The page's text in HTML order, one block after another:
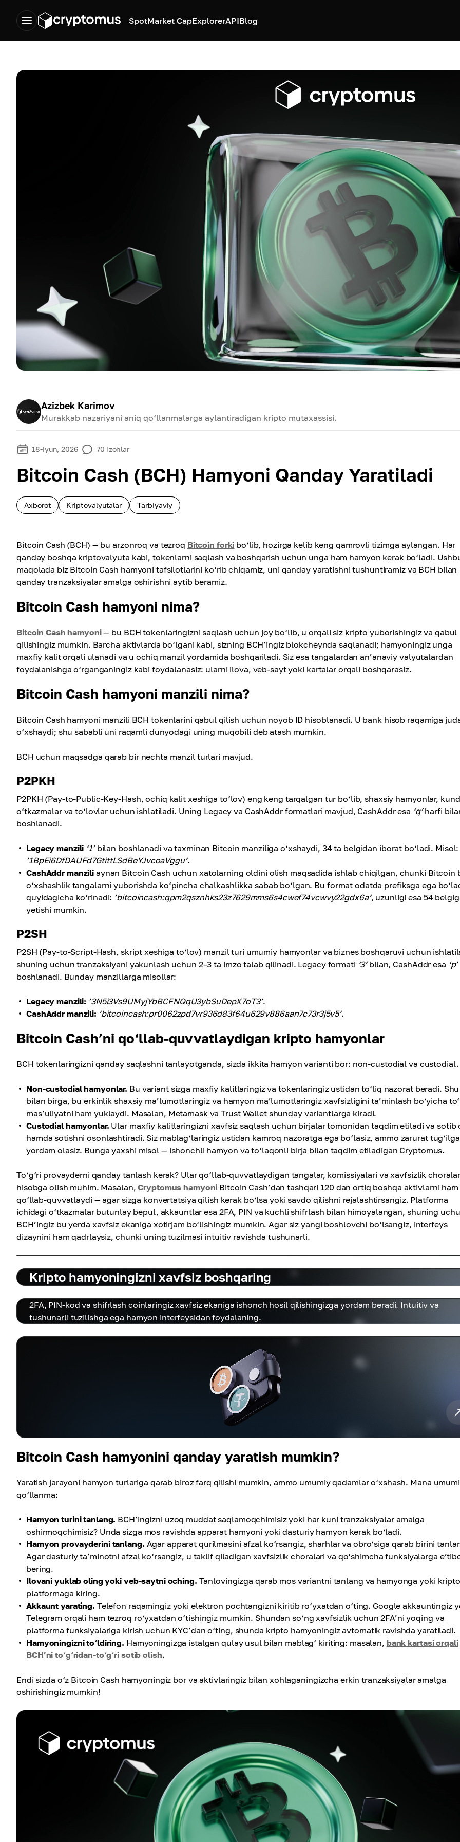
SpotMarket CapExplorerAPIBlog
Azizbek Karimov
Murakkab nazariyani aniq qo‘llanmalarga aylantiradigan kripto mutaxassisi.
18-iyun, 2026 70 Izohlar
Bitcoin Cash (BCH) Hamyoni Qanday Yaratiladi
Axborot Kriptovalyutalar Tarbiyaviy
Bitcoin Cash (BCH) — bu arzonroq va tezroq Bitcoin forki bo‘lib, hozirga kelib keng qamrovli tizimga aylangan. Har
qanday boshqa kriptovalyuta kabi, tokenlarni saqlash va boshqarish uchun unga ham hamyon kerak bo‘ladi.
maqolada biz Bitcoin Cash hamyoni tafsilotlarini ko‘rib chiqamiz, uni qanday yaratishni tushuntiramiz va BCH bilan
qanday tranzaksiyalar amalga oshirishni aytib beramiz.
Bitcoin Cash hamyoni nima?
Bitcoin Cash hamyoni— bu BCH tokenlaringizni saqlash uchun joy bo‘lib, u orqali siz kripto yuborishingiz va qabul
qilishingiz mumkin. Barcha aktivlarda bo‘lgani kabi, sizning BCH’ingiz blokcheynda saqlanadi; hamyoningiz unga
maxfiy kalit orqali ulanadi va u ochiq manzil yordamida boshqariladi. Siz esa tangalardan an’anaviy valyutalardan
foydalanishga o‘rganganingiz kabi foydalanasiz: ularni ilova, veb-sayt yoki kartalar orqali boshqarasiz.
Bitcoin Cash hamyoni manzili nima?
Bitcoin Cash hamyoni manzili BCH tokenlarini qabul qilish uchun noyob ID hisoblanadi. U bank hisob raqamiga
o‘xshaydi; shu sababli uni raqamli dunyodagi uning muqobili deb atash mumkin.
BCH uchun maqsadga qarab bir nechta manzil turlari mavjud.
P2PKH
P2PKH (Pay-to-Public-Key-Hash, ochiq kalit xeshiga to‘lov) eng keng tarqalgan tur bo‘lib, shaxsiy hamyonlar,
o‘tkazmalar va to‘lovlar uchun ishlatiladi. Uning Legacy va CashAddr formatlari mavjud, CashAddr esa ‘q’harfi
boshlanadi.
Legacy manzili ‘1’bilan boshlanadi va taxminan Bitcoin manziliga o‘xshaydi, 34 ta belgidan iborat bo‘ladi. Misol:
’1BpEi6DfDAUFd7GtittLSdBeYJvcoaVggu’.
CashAddr manzili aynan Bitcoin Cash uchun xatolarning oldini olish maqsadida ishlab chiqilgan, chunki Bitcoin
o‘xshashlik tangalarni yuborishda ko‘pincha chalkashlikka sabab bo‘lgan. Bu format odatda prefiksga ega
quyidagicha ko‘rinadi: ’bitcoincash:qpm2qsznhks23z7629mms6s4cwef74vcwvy22gdx6a’, uzunligi esa 54
yetishi mumkin.
P2SH
P2SH (Pay-to-Script-Hash, skript xeshiga to‘lov) manzil turi umumiy hamyonlar va biznes boshqaruvi uchun
shuning uchun tranzaksiyani yakunlash uchun 2–3 ta imzo talab qilinadi. Legacy formati ‘3’bilan, CashAddr esa ‘p’
boshlanadi. Bunday manzillarga misollar:
Legacy manzili: ’3N5i3Vs9UMyjYbBCFNQqU3ybSuDepX7oT3’.
CashAddr manzili: ’bitcoincash:pr0062zpd7vr936d83f64u629v886aan7c73r3j5v5’.
Bitcoin Cash’ni qo‘llab-quvvatlaydigan kripto hamyonlar
BCH tokenlaringizni qanday saqlashni tanlayotganda, sizda ikkita hamyon varianti bor: non-custodial va custodial.
Non-custodial hamyonlar. Bu variant sizga maxfiy kalitlaringiz va tokenlaringiz ustidan to‘liq nazorat beradi. Shu
bilan birga, bu erkinlik shaxsiy ma’lumotlaringiz va hamyon ma’lumotlaringiz xavfsizligini ta’minlash bo‘yicha
mas’uliyatni ham yuklaydi. Masalan, Metamask va Trust Wallet shunday variantlarga kiradi.
Custodial hamyonlar. Ular maxfiy kalitlaringizni xavfsiz saqlash uchun birjalar tomonidan taqdim etiladi va sotib
hamda sotishni osonlashtiradi. Siz mablag‘laringiz ustidan kamroq nazoratga ega bo‘lasiz, ammo zarurat
yordam olasiz. Bunga yaxshi misol — ishonchli hamyon va to‘laqonli birja bilan taqdim etiladigan Cryptomus.
To‘g‘ri provayderni qanday tanlash kerak? Ular qo‘llab-quvvatlaydigan tangalar, komissiyalari va xavfsizlik
hisobga olish muhim. Masalan,Cryptomus hamyoni Bitcoin Cash’dan tashqari 120 dan ortiq boshqa aktivlarni ham
qo‘llab-quvvatlaydi — agar sizga konvertatsiya qilish kerak bo‘lsa yoki savdo qilishni rejalashtirsangiz. Platforma
ichidagi o‘tkazmalar butunlay bepul, akkauntlar esa 2FA, PIN va kuchli shifrlash bilan himoyalangan, shuning
BCH’ingiz bu yerda xavfsiz ekaniga xotirjam bo‘lishingiz mumkin. Agar siz yangi boshlovchi bo‘lsangiz, interfeys
dizaynini ham qadrlaysiz, chunki uning tuzilmasi intuitiv ravishda tushunarli.
Kripto hamyoningizni xavfsiz boshqaring
2FA, PIN-kod va shifrlash coinlaringiz xavfsiz ekaniga ishonch hosil qilishingizga yordam beradi. Intuitiv va
tushunarli tuzilishga ega hamyon interfeysidan foydalaning.
Bitcoin Cash hamyonini qanday yaratish mumkin?
Yaratish jarayoni hamyon turlariga qarab biroz farq qilishi mumkin, ammo umumiy qadamlar o‘xshash. Mana
qo‘llanma:
Hamyon turini tanlang. BCH’ingizni uzoq muddat saqlamoqchimisiz yoki har kuni tranzaksiyalar amalga
oshirmoqchimisiz? Unda sizga mos ravishda apparat hamyoni yoki dasturiy hamyon kerak bo‘ladi.
Hamyon provayderini tanlang. Agar apparat qurilmasini afzal ko‘rsangiz, sharhlar va obro‘siga qarab birini
Agar dasturiy ta’minotni afzal ko‘rsangiz, u taklif qiladigan xavfsizlik choralari va qo‘shimcha funksiyalarga
bering.
Ilovani yuklab oling yoki veb-saytni oching. Tanlovingizga qarab mos variantni tanlang va hamyonga yoki kripto
platformaga kiring.
Akkaunt yarating. Telefon raqamingiz yoki elektron pochtangizni kiritib ro‘yxatdan o‘ting. Google akkauntingiz
Telegram orqali ham tezroq ro‘yxatdan o‘tishingiz mumkin. Shundan so‘ng xavfsizlik uchun 2FA’ni yoqing va
platforma funksiyalariga kirish uchun KYC’dan o‘ting, shunda kripto hamyoningiz avtomatik ravishda yaratiladi.
Hamyoningizni to‘ldiring. Hamyoningizga istalgan qulay usul bilan mablag‘ kiriting: masalan, bank kartasi orqali
BCH’ni to‘g‘ridan-to‘g‘ri sotib olish.
Endi sizda o‘z Bitcoin Cash hamyoningiz bor va aktivlaringiz bilan xohlaganingizcha erkin tranzaksiyalar amalga
oshirishingiz mumkin!